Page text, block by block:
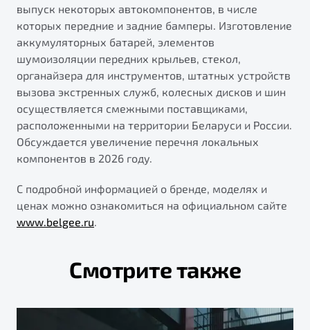
выпуск некоторых автокомпонентов, в числе
которых передние и задние бамперы. Изготовление
аккумуляторных батарей, элементов
шумоизоляции передних крыльев, стекол,
органайзера для инструментов, штатных устройств
вызова экстренных служб, колесных дисков и шин
осуществляется смежными поставщиками,
расположенными на территории Беларуси и России.
Обсуждается увеличение перечня локальных
компонентов в 2026 году.
С подробной информацией о бренде, моделях и
ценах можно ознакомиться на официальном сайте
www.belgee.ru.
Смотрите также